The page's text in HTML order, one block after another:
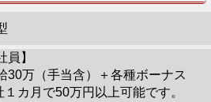
員】
30万（手当含）＋各種ボーナス
カ月で50万円以上可能です。